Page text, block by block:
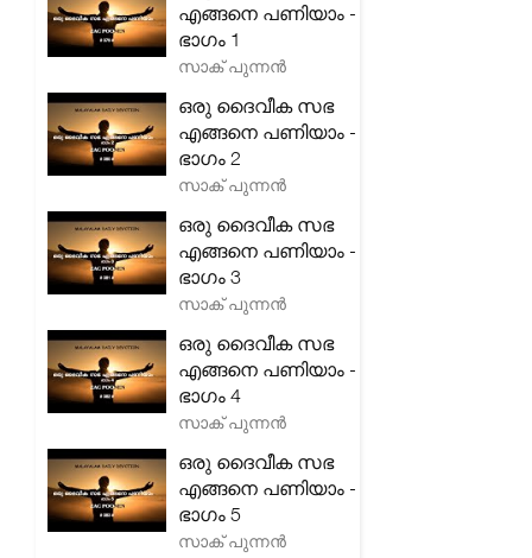
എങ്ങനെ പണിയാം -
ഭാഗം 1
സാക് പുന്നൻ
ഒരു ദൈവീക സഭ
എങ്ങനെ പണിയാം -
ഭാഗം 2
സാക് പുന്നൻ
ഒരു ദൈവീക സഭ
എങ്ങനെ പണിയാം -
ഭാഗം 3
സാക് പുന്നൻ
ഒരു ദൈവീക സഭ
എങ്ങനെ പണിയാം -
ഭാഗം 4
സാക് പുന്നൻ
ഒരു ദൈവീക സഭ
എങ്ങനെ പണിയാം -
ഭാഗം 5
സാക് പുന്നൻ